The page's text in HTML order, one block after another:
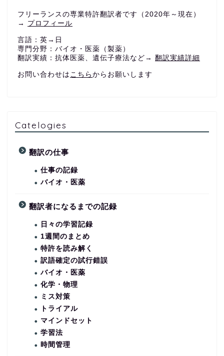
フリーランスの専業特許翻訳者です（2020年～現在）
→ プロフィール
言語：英→日
専門分野：バイオ・医薬（製薬）
翻訳実績：抗体医薬、遺伝子療法など→ 翻訳実績詳細
お問い合わせは こちら からお願いします
Catelogies
翻訳の仕事
仕事の記録
バイオ・医薬
翻訳者になるまでの記録
日々の学習記録
1週間のまとめ
特許を読み解く
訳語確定の試行錯誤
バイオ・医薬
化学・物理
ミス対策
トライアル
マインドセット
学習法
時間管理